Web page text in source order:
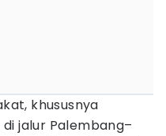
khususnya
jalur Palembang–